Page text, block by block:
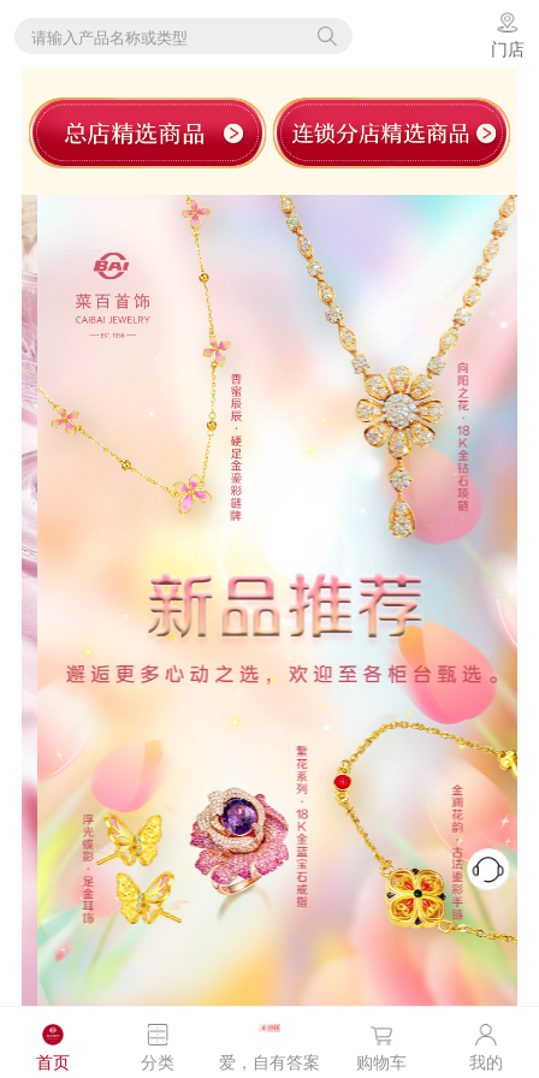
请输入产品名称或类型 门店
首页 分类 爱，自有答案 购物车 我的